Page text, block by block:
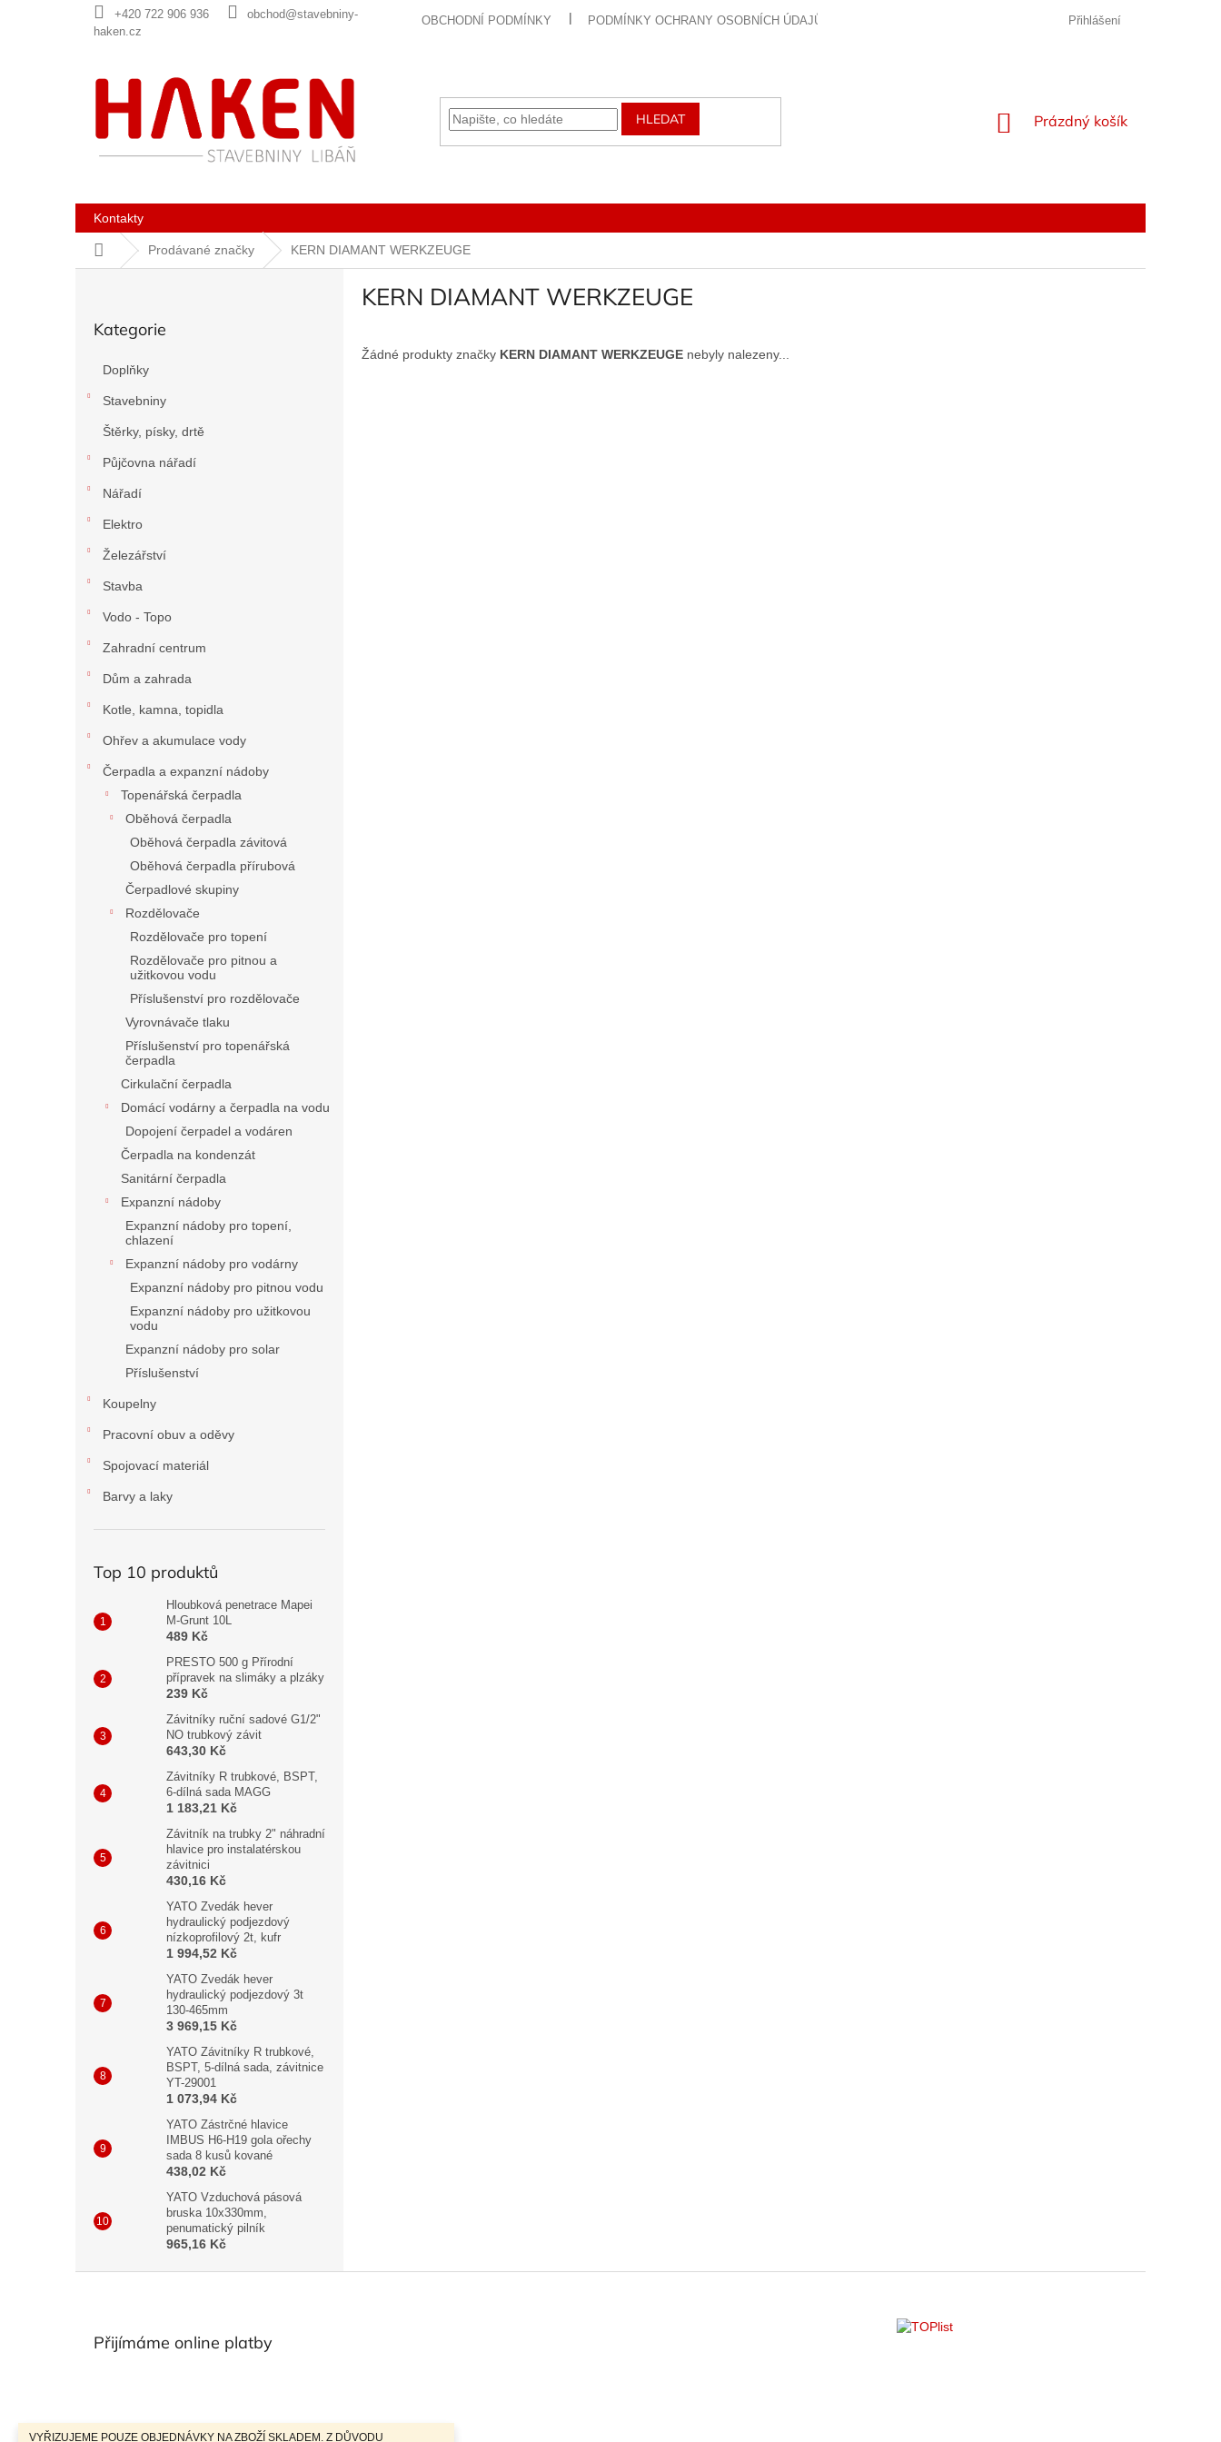
VYŘIZUJEME POUZE OBJEDNÁVKY NA ZBOŽÍ SKLADEM. Z DŮVODU
+420 722 906 936
obchod@stavebniny-
haken.cz
OBCHODNÍ PODMÍNKY PODMÍNKY OCHRANY OSOBNÍCH ÚDAJŮ Přihlášení
HLEDAT
NÁKUPNÍ
Prázdný košík
Kontakty
Domů Prodávané značky KERN DIAMANT WERKZEUGE
kategorie
Kategorie
Doplňky
Stavebniny
Štěrky, písky, drtě
Půjčovna nářadí
Nářadí
Elektro
Železářství
Stavba
Vodo - Topo
Zahradní centrum
Dům a zahrada
Kotle, kamna, topidla
Ohřev a akumulace vody
Čerpadla a expanzní nádoby
Topenářská čerpadla
Oběhová čerpadla
Oběhová čerpadla závitová
Oběhová čerpadla přírubová
Čerpadlové skupiny
Rozdělovače
Rozdělovače pro topení
Rozdělovače pro pitnou a
užitkovou vodu
Příslušenství pro rozdělovače
Vyrovnávače tlaku
Příslušenství pro topenářská
čerpadla
Cirkulační čerpadla
Domácí vodárny a čerpadla na vodu
Dopojení čerpadel a vodáren
Čerpadla na kondenzát
Sanitární čerpadla
Expanzní nádoby
Expanzní nádoby pro topení,
chlazení
Expanzní nádoby pro vodárny
Expanzní nádoby pro pitnou vodu
Expanzní nádoby pro užitkovou
vodu
Expanzní nádoby pro solar
Příslušenství
Koupelny
Pracovní obuv a oděvy
Spojovací materiál
Barvy a laky
Top 10 produktů
Hloubková penetrace Mapei
M-Grunt 10L
489 Kč
PRESTO 500 g Přírodní
přípravek na slimáky a plzáky
239 Kč
Závitníky ruční sadové G1/2"
NO trubkový závit
643,30 Kč
Závitníky R trubkové, BSPT,
6-dílná sada MAGG
1 183,21 Kč
Závitník na trubky 2" náhradní
hlavice pro instalatérskou
závitnici
430,16 Kč
YATO Zvedák hever
hydraulický podjezdový
nízkoprofilový 2t, kufr
1 994,52 Kč
YATO Zvedák hever
hydraulický podjezdový 3t
130-465mm
3 969,15 Kč
YATO Závitníky R trubkové,
BSPT, 5-dílná sada, závitnice
YT-29001
1 073,94 Kč
YATO Zástrčné hlavice
IMBUS H6-H19 gola ořechy
sada 8 kusů kované
438,02 Kč
YATO Vzduchová pásová
bruska 10x330mm,
penumatický pilník
965,16 Kč
KERN DIAMANT WERKZEUGE
Žádné produkty značky KERN DIAMANT WERKZEUGE nebyly nalezeny...
Přijímáme online platby